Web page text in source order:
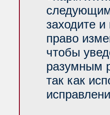
заходите
право
чтобы
разумным
так как